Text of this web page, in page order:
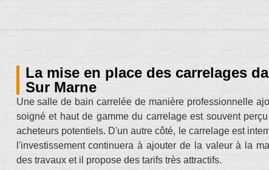
La mise en place des carrelages
Sur Marne
Une salle de bain carrelée de manière professionnelle
soigné et haut de gamme du carrelage est souvent
acheteurs potentiels. D'un autre côté, le carrelage est
l'investissement continuera à ajouter de la valeur à la
des travaux et il propose des tarifs très attractifs.